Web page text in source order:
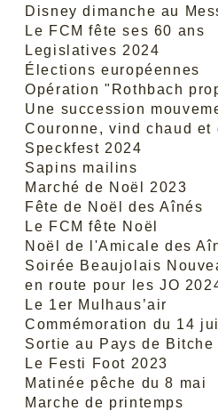
Disney dimanche au
Le FCM fête ses 60 ans
Legislatives 2024
Élections européennes
Opération "Rothbach
Une succession
Couronne, vind chaud et
Speckfest 2024
Sapins mailins
Marché de Noël 2023
Fête de Noël des Aînés
Le FCM fête Noël
Noël de l'Amicale des
Soirée Beaujolais
en route pour les JO
Le 1er Mulhaus’air
Commémoration du 14
Sortie au Pays de Bitche
Le Festi Foot 2023
Matinée pêche du 8 mai
Marche de printemps